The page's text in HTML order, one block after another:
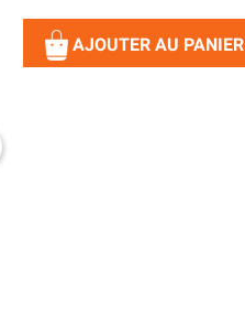
AJOUTER AU PANIER